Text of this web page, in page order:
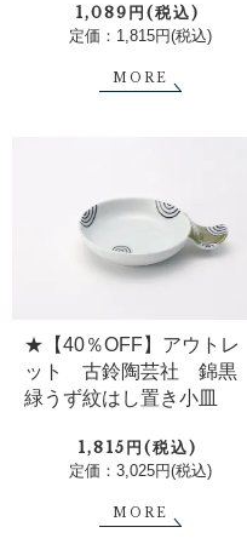
1,089円(税込)
定価：1,815円(税込)
MORE
★【40％OFF】アウトレ
ット 古鈴陶芸社 錦黒
緑うず紋はし置き小皿
1,815円(税込)
定価：3,025円(税込)
MORE